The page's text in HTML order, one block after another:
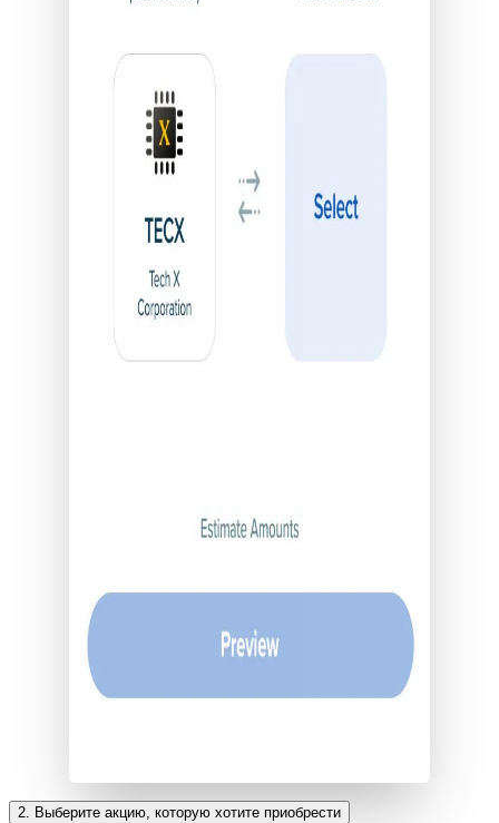
2. Выберите акцию, которую хотите приобрести